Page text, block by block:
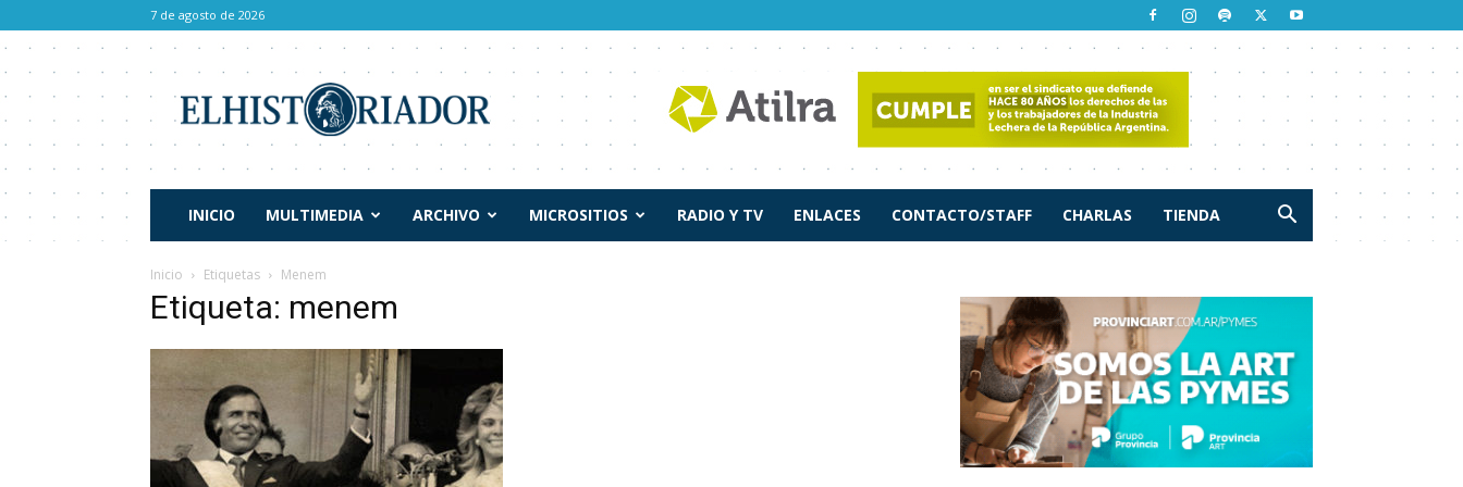
7 de agosto de 2026
Historiador
INICIO MULTIMEDIA ARCHIVO MICROSITIOS RADIO Y TV ENLACES CONTACTO/STAFF CHARLAS TIENDA
Inicio Etiquetas Menem
Etiqueta: menem